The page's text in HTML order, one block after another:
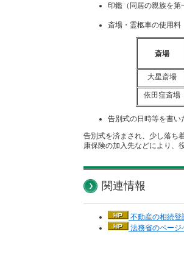
印鑑（同居の親族を第
斎場・霊柩車の使用料
斎場
大星斎場
依田窪斎場
告別式の日時等を書い
告別式を済まされ、少し落ち
康保険の加入先などにより、
関連情報
不動産の相続登
法務省のページ